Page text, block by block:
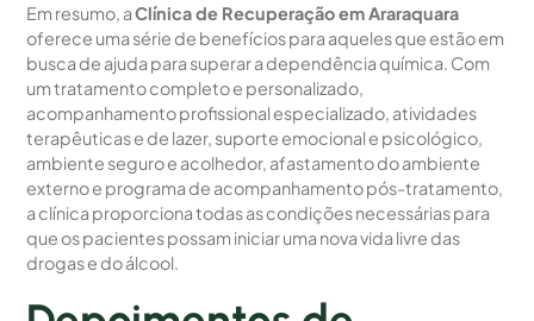
Em resumo, aClínica de Recuperação em Araraquara
oferece uma série de benefícios para aqueles que estão em
busca de ajuda para superar a dependência química. Com
um tratamento completo e personalizado,
acompanhamento profissional especializado, atividades
terapêuticas e de lazer, suporte emocional e psicológico,
ambiente seguro e acolhedor, afastamento do ambiente
externo e programa de acompanhamento pós-tratamento,
a clínica proporciona todas as condições necessárias para
que os pacientes possam iniciar uma nova vida livre das
drogas e do álcool.